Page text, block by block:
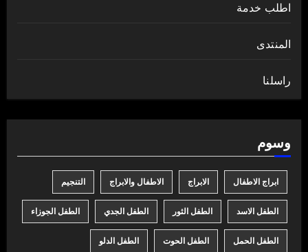
اطلب خدمة
المنتدى
راسلنا
وسوم
ابراج الاطفال الابراج الاطفال والابراج التنجيم
الطفل الاسد الطفل الثور الطفل الجدي الطفل الجوزاء
الطفل الحمل الطفل الحوت الطفل الدلو